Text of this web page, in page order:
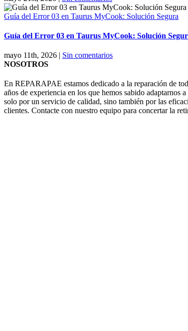
Guía del Error 03 en Taurus MyCook: Solución Segura
Guía del Error 03 en Taurus MyCook: Solución
mayo 11th, 2026 | Sin comentarios
NOSOTROS
En REPARAPAE estamos dedicado a la reparación de
años de experiencia en los que hemos sabido adaptarnos
solo por un servicio de calidad, sino también por las
clientes. Contacte con nuestro equipo para concertar la